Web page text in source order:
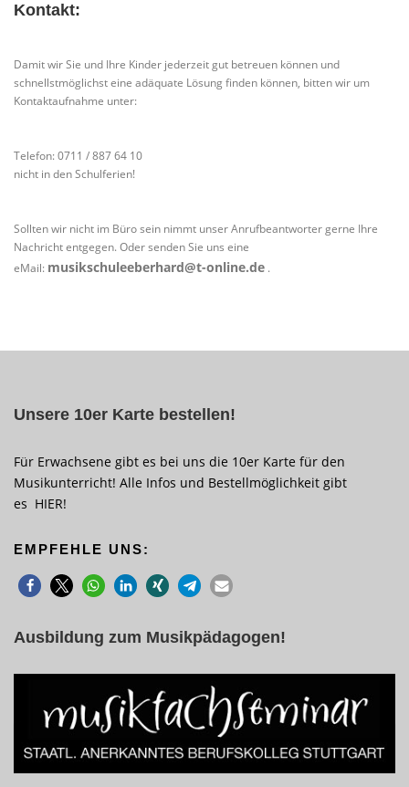
Kontakt:
Damit wir Sie und Ihre Kinder jederzeit gut betreuen können und
schnellstmöglichst eine adäquate Lösung finden können, bitten wir um
Kontaktaufnahme unter:
Telefon: 0711 / 887 64 10
nicht in den Schulferien!
Sollten wir nicht im Büro sein nimmt unser Anrufbeantworter gerne Ihre
Nachricht entgegen. Oder senden Sie uns eine
eMail: musikschuleeberhard@t-online.de .
Unsere 10er Karte bestellen!
Für Erwachsene gibt es bei uns die 10er Karte für den
Musikunterricht! Alle Infos und Bestellmöglichkeit gibt
es HIER!
EMPFEHLE UNS:
Ausbildung zum Musikpädagogen!